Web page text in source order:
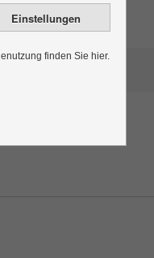
finden Sie hier.